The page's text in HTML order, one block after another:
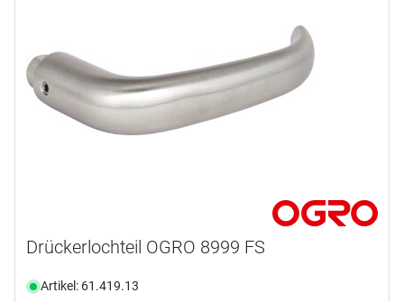
Drückerlochteil OGRO 8999 FS
Artikel: 61.419.13